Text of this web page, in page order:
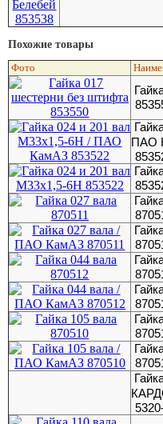
Похожие товары
Фото
ПАО